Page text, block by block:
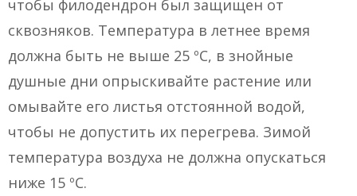
чтобы филодендрон был защищен от
сквозняков. Температура в летнее время
должна быть не выше 25 ºC, в знойные
душные дни опрыскивайте растение или
омывайте его листья отстоянной водой,
чтобы не допустить их перегрева. Зимой
температура воздуха не должна опускаться
ниже 15 ºC.